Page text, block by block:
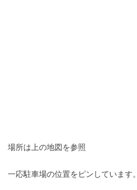
場所は上の地図を参照
一応駐車場の位置をピンしています。